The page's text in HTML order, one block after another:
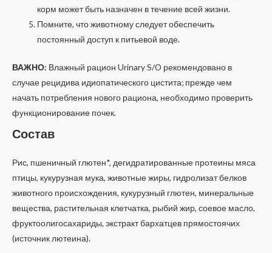
корм может быть назначен в течение всей жизни.
Помните, что животному следует обеспечить
постоянный доступ к питьевой воде.
ВАЖНО: Влажный рацион Urinary S/O рекомендовано в
случае рецидива идиопатического цистита; прежде чем
начать потребления нового рациона, необходимо проверить
функционирование почек.
Состав
Рис, пшеничный глютен*, дегидратированные протеины мяса
птицы, кукурузная мука, животные жиры, гидролизат белков
животного происхождения, кукурузный глютен, минеральные
вещества, растительная клетчатка, рыбий жир, соевое масло,
фруктоолигосахариды, экстракт бархатцев прямостоячих
(источник лютеина).